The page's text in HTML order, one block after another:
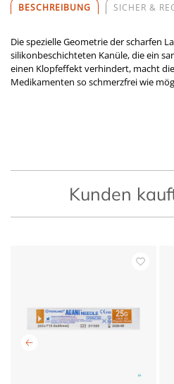
BESCHREIBUNG SICHER &
Die spezielle Geometrie der scharfen
silikonbeschichteten Kanüle, die ein
einen Klopfeffekt verhindert, macht
Medikamenten so schmerzfrei wie
Kunden